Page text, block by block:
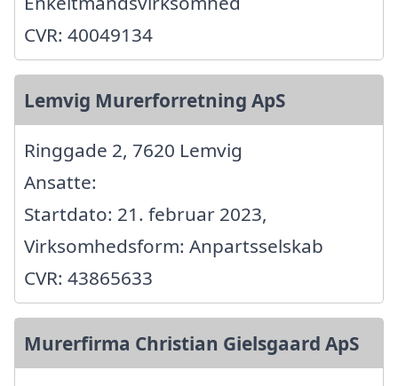
CVR: 40049134
Lemvig Murerforretning ApS
Ringgade 2, 7620 Lemvig
Ansatte:
Startdato: 21. februar 2023,
Virksomhedsform: Anpartsselskab
CVR: 43865633
Murerfirma Christian Gielsgaard ApS